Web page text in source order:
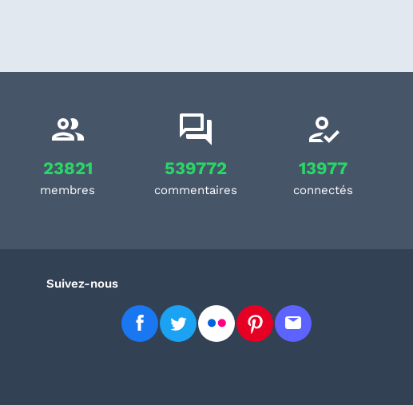
23821
membres
539772
commentaires
13977
connectés
Suivez-nous